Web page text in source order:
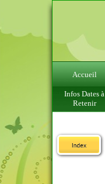
Accueil
Infos Dates à
Retenir